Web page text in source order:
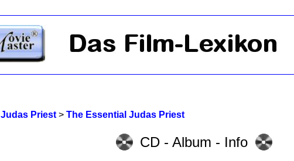
Judas Priest> The Essential Judas Priest
CD - Album - Info